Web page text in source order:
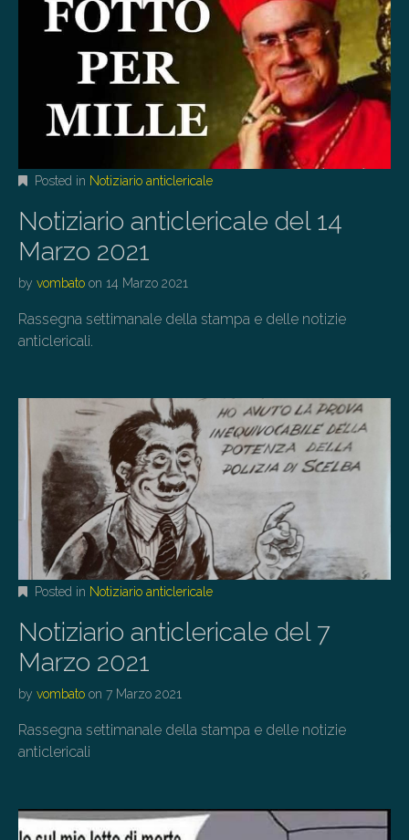
Posted in Notiziario anticlericale
Notiziario anticlericale del 14
Marzo 2021
by vombato on 14 Marzo 2021
Rassegna settimanale della stampa e delle notizie
anticlericali.
Posted in Notiziario anticlericale
Notiziario anticlericale del 7
Marzo 2021
by vombato on 7 Marzo 2021
Rassegna settimanale della stampa e delle notizie
anticlericali